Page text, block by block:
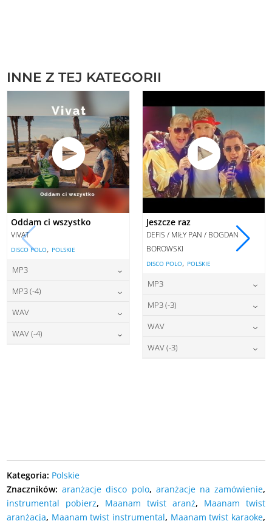
INNE Z TEJ KATEGORII
Oddam ci wszystko
VIVAT
DISCO POLO, POLSKIE
MP3
cena:
DODAJ DO KOSZYKA
MP3 (-4)
DODAJ DO KOSZYKA
WAV
cena:
WAV (-4)
Jeszcze raz
DEFIS / MIŁY PAN / BOGDAN
BOROWSKI
DISCO POLO, POLSKIE
MP3
cena:
DODAJ DO KOSZYKA
MP3 (-3)
DODAJ DO KOSZYKA
WAV
cena:
WAV (-3)
Kategoria: Polskie
Znaczników:aranżacje disco polo, aranżacje na zamówienie,
instrumental pobierz, Maanam twist aranż, Maanam twist
aranżacja, Maanam twist instrumental, Maanam twist karaoke,